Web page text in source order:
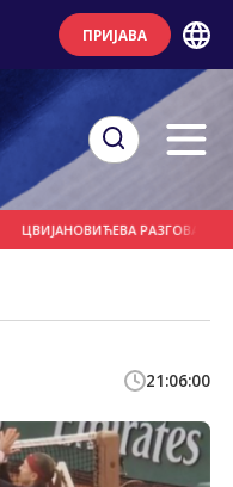
ПРИЈАВА
РАЗГОВАРАЛА СА
21:06:00